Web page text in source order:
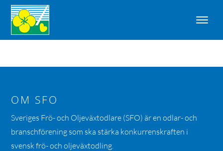
OM SFO
Sveriges Frö- och Oljeväxtodlare (SFO) är en odlar- och
branschförening som ska stärka konkurrenskraften i
svensk frö- och oljeväxtodling.